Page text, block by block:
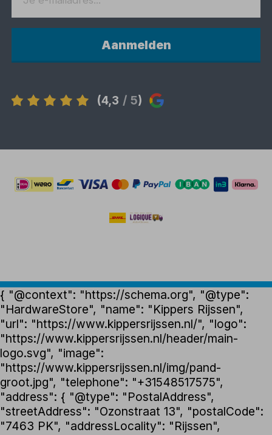
Aanmelden
(4,3 / 5)
{ "@context": "https://schema.org", "@type":
"HardwareStore", "name": "Kippers Rijssen",
"url": "https://www.kippersrijssen.nl/", "logo":
"https://www.kippersrijssen.nl/header/main-
logo.svg", "image":
"https://www.kippersrijssen.nl/img/pand-
groot.jpg", "telephone": "+31548517575",
"address": { "@type": "PostalAddress",
"streetAddress": "Ozonstraat 13", "postalCode":
"7463 PK", "addressLocality": "Rijssen",